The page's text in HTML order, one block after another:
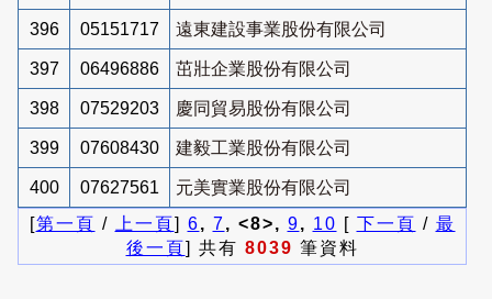
396 05151717 遠東建設事業股份有限公司
397 06496886 茁壯企業股份有限公司
398 07529203 慶同貿易股份有限公司
399 07608430 建毅工業股份有限公司
400 07627561
元美實業股份有限公司
[第一頁 / 上一頁] 6, 7, <8>, 9, 10 [ 下一頁 / 最
後一頁] 共有 8039 筆資料